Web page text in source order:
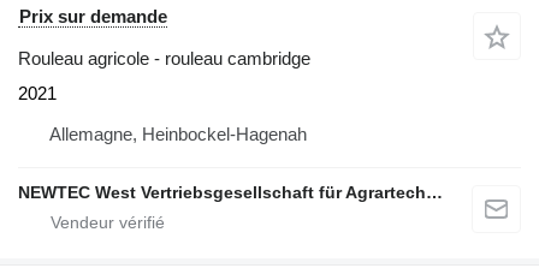
Prix sur demande
Rouleau agricole - rouleau cambridge
2021
Allemagne, Heinbockel-Hagenah
NEWTEC West Vertriebsgesellschaft für Agrartechnik mbH